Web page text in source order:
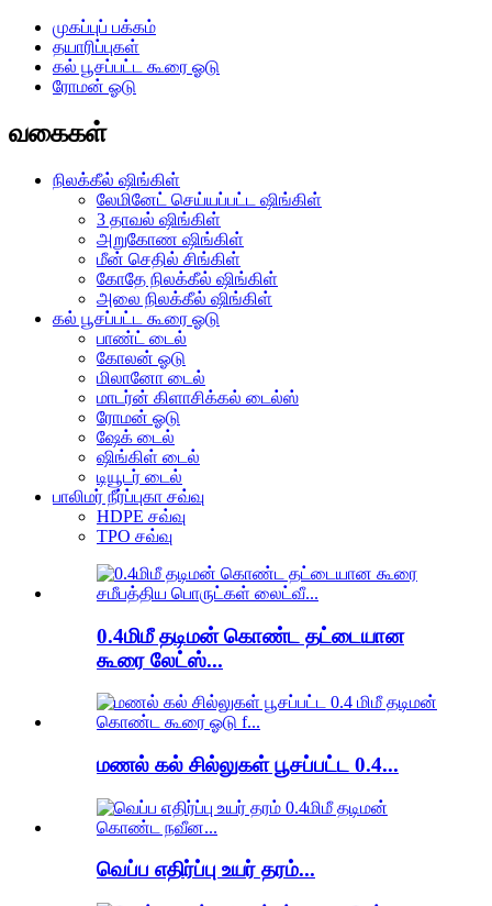
முகப்புப் பக்கம்
தயாரிப்புகள்
கல் பூசப்பட்ட கூரை ஓடு
ரோமன் ஓடு
வகைகள்
நிலக்கீல் ஷிங்கிள்
லேமினேட் செய்யப்பட்ட ஷிங்கிள்
3 தாவல் ஷிங்கிள்
அறுகோண ஷிங்கிள்
மீன் செதில் சிங்கிள்
கோதே நிலக்கீல் ஷிங்கிள்
அலை நிலக்கீல் ஷிங்கிள்
கல் பூசப்பட்ட கூரை ஓடு
பாண்ட் டைல்
கோலன் ஓடு
மிலானோ டைல்
மாடர்ன் கிளாசிக்கல் டைல்ஸ்
ரோமன் ஓடு
ஷேக் டைல்
ஷிங்கிள் டைல்
டியூடர் டைல்
பாலிமர் நீர்ப்புகா சவ்வு
HDPE சவ்வு
TPO சவ்வு
0.4மிமீ தடிமன் கொண்ட தட்டையான
கூரை லேட்ஸ்...
மணல் கல் சில்லுகள் பூசப்பட்ட 0.4...
வெப்ப எதிர்ப்பு உயர் தரம்...